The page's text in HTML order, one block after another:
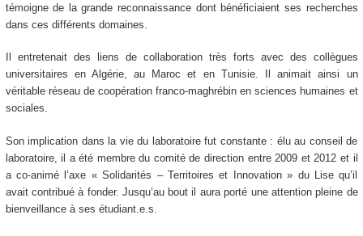
témoigne de la grande reconnaissance dont bénéficiaient ses recherches
dans ces différents domaines.
Il entretenait des liens de collaboration très forts avec des collègues
universitaires en Algérie, au Maroc et en Tunisie. Il animait ainsi un
véritable réseau de coopération franco-maghrébin en sciences humaines et
sociales.
Son implication dans la vie du laboratoire fut constante : élu au conseil de
laboratoire, il a été membre du comité de direction entre 2009 et 2012 et il
a co-animé l’axe « Solidarités – Territoires et Innovation » du Lise qu’il
avait contribué à fonder. Jusqu’au bout il aura porté une attention pleine de
bienveillance à ses étudiant.e.s.